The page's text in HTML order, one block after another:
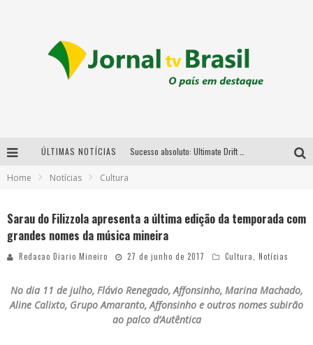
ÚLTIMAS NOTÍCIAS
Home Notícias Cultura
Sarau do Filizzola apresenta a última edição da temporada com
grandes nomes da música mineira
Redacao Diario Mineiro 27 de junho de 2017 Cultura Notícias
No dia 11 de julho, Flávio Renegado, Affonsinho, Marina Machado,
Aline Calixto, Grupo Amaranto, Affonsinho e outros nomes subirão
ao palco d’Autêntica